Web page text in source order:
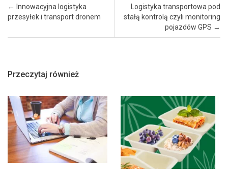
Post navigation
← Innowacyjna logistyka
przesyłek i transport dronem
Logistyka transportowa pod
stałą kontrolą czyli monitoring
pojazdów GPS →
Przeczytaj również